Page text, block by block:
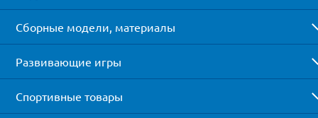
Сборные модели, материалы
Развивающие игры
Спортивные товары